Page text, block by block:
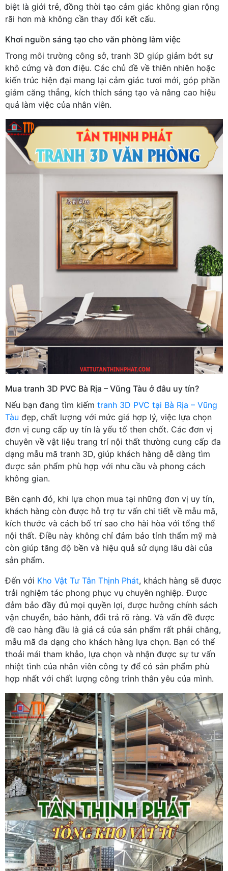
biệt là giới trẻ, đồng thời tạo cảm giác không gian rộng
rãi hơn mà không cần thay đổi kết cấu.
Khơi nguồn sáng tạo cho văn phòng làm việc
Trong môi trường công sở, tranh 3D giúp giảm bớt sự
khô cứng và đơn điệu. Các chủ đề về thiên nhiên hoặc
kiến trúc hiện đại mang lại cảm giác tươi mới, góp phần
giảm căng thẳng, kích thích sáng tạo và nâng cao hiệu
quả làm việc của nhân viên.
Mua tranh 3D PVC Bà Rịa – Vũng Tàu ở đâu uy tín?
Nếu bạn đang tìm kiếm tranh 3D PVC tại Bà Rịa – Vũng
Tàu đẹp, chất lượng với mức giá hợp lý, việc lựa chọn
đơn vị cung cấp uy tín là yếu tố then chốt. Các đơn vị
chuyên về vật liệu trang trí nội thất thường cung cấp đa
dạng mẫu mã tranh 3D, giúp khách hàng dễ dàng tìm
được sản phẩm phù hợp với nhu cầu và phong cách
không gian.
Bên cạnh đó, khi lựa chọn mua tại những đơn vị uy tín,
khách hàng còn được hỗ trợ tư vấn chi tiết về mẫu mã,
kích thước và cách bố trí sao cho hài hòa với tổng thể
nội thất. Điều này không chỉ đảm bảo tính thẩm mỹ mà
còn giúp tăng độ bền và hiệu quả sử dụng lâu dài của
sản phẩm.
Đến với Kho Vật Tư Tân Thịnh Phát, khách hàng sẽ được
trải nghiệm tác phong phục vụ chuyên nghiệp. Được
đảm bảo đầy đủ mọi quyền lợi, được hưởng chính sách
vận chuyển, bảo hành, đổi trả rõ ràng. Và vấn đề được
đề cao hàng đầu là giá cả của sản phẩm rất phải chăng,
mẫu mã đa dạng cho khách hàng lựa chọn. Bạn có thể
thoải mái tham khảo, lựa chọn và nhận được sự tư vấn
nhiệt tình của nhân viên công ty để có sản phẩm phù
hợp nhất với chất lượng công trình thân yêu của mình.